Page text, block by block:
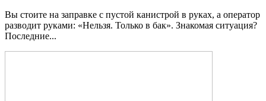
Вы стоите на заправке с пустой канистрой в руках, а оператор
разводит руками: «Нельзя. Только в бак». Знакомая ситуация?
Последние...